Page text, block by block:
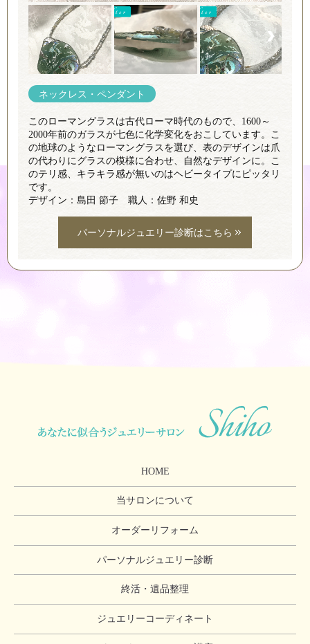
ネックレス・ペンダント
このローマングラスは古代ローマ時代のもので、1600～
2000年前のガラスが七色に化学変化をおこしています。こ
の地球のようなローマングラスを選び、表のデザインは爪
の代わりにグラスの模様に合わせ、自然なデザインに。こ
のテリ感、キラキラ感が無いのはヘビータイプにピッタリ
です。
デザイン：島田 節子 職人：佐野 和史
パーソナルジュエリー診断はこちら
HOME
当サロンについて
オーダーリフォーム
パーソナルジュエリー診断
終活・遺品整理
ジュエリーコーディネート